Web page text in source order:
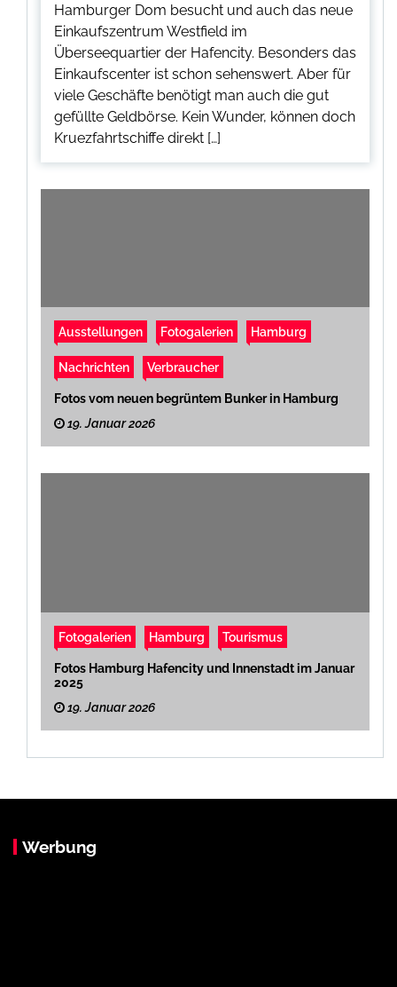
Hamburger Dom besucht und auch das neue
Einkaufszentrum Westfield im
Überseequartier der Hafencity. Besonders das
Einkaufscenter ist schon sehenswert. Aber für
viele Geschäfte benötigt man auch die gut
gefüllte Geldbörse. Kein Wunder, können doch
Kruezfahrtschiffe direkt […]
Ausstellungen Fotogalerien Hamburg
Nachrichten Verbraucher
Fotos vom neuen begrüntem Bunker in Hamburg
19. Januar 2026
Fotogalerien Hamburg Tourismus
Fotos Hamburg Hafencity und Innenstadt im Januar
2025
19. Januar 2026
Werbung